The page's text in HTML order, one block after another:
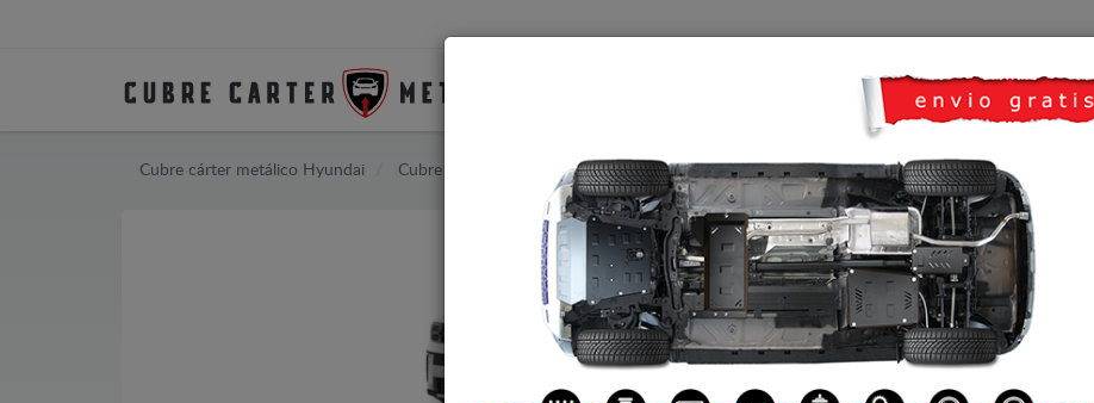
TRANSPORTE FEEDBACK
Cubre cárter metálico Hyundai Cubre cárter metálico Hyundai Santa Fe
PROTECCION PARA
Código de producto: 97.097
159